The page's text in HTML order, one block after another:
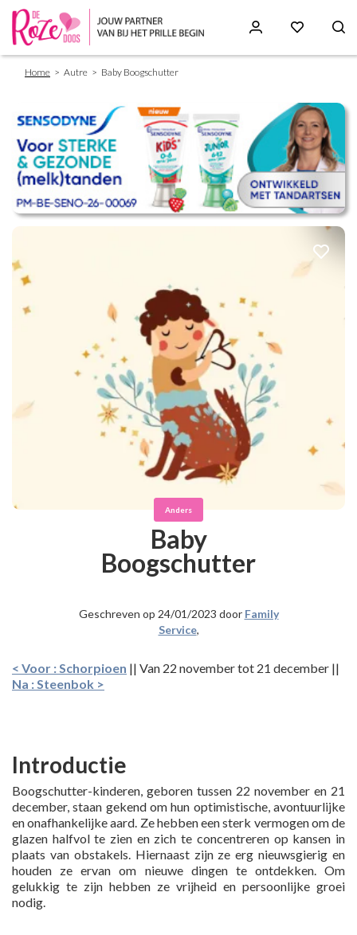
content
Breadcrumb
Home Autre Baby Boogschutter
Anders
Baby
Boogschutter
Geschreven op 24/01/2023 door Family
Service,
< Voor : Schorpioen || Van 22 november tot 21 december ||
Na : Steenbok >
Introductie
Boogschutter-kinderen, geboren tussen 22 november en 21
december, staan gekend om hun optimistische, avontuurlijke
en onafhankelijke aard. Ze hebben een sterk vermogen om de
glazen halfvol te zien en zich te concentreren op kansen in
plaats van obstakels. Hiernaast zijn ze erg nieuwsgierig en
houden ze ervan om nieuwe dingen te ontdekken. Om
gelukkig te zijn hebben ze vrijheid en persoonlijke groei
nodig.